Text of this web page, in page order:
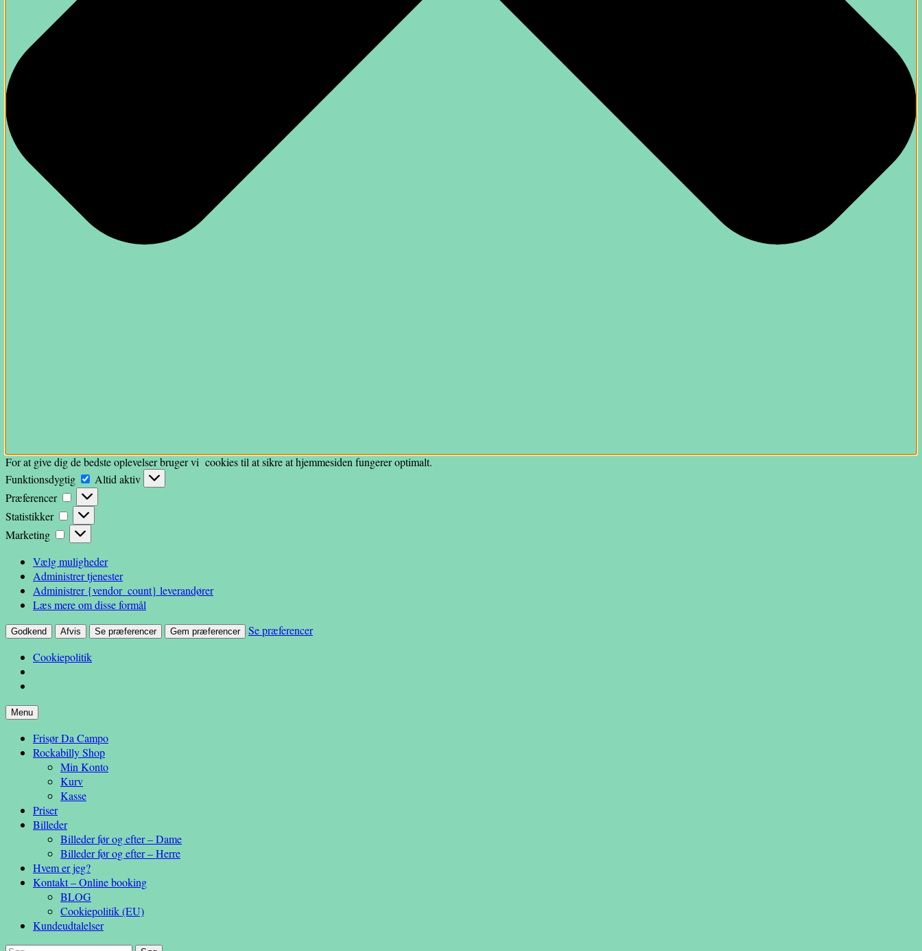
For at give dig de bedste oplevelser bruger vi cookies til at sikre at hjemmesiden fungerer optimalt.
Funktionsdygtig
Funktionsdygtig
Altid aktiv
Præferencer
Præferencer
Statistikker
Statistikker
Marketing
Marketing
Vælg muligheder
Administrer tjenester
Administrer {vendor_count} leverandører
Læs mere om disse formål
Godkend Afvis Se præferencer Gem præferencer
Se præferencer
Cookiepolitik
Da Campo
– en anderledes frisøroplevelse
Menu Hop
indhold
Frisør Da Campo
Rockabilly Shop
Min Konto
Kurv
Kasse
Priser
Billeder
Billeder før og efter – Dame
Billeder før og efter – Herre
Hvem er jeg?
Kontakt – Online booking
BLOG
Cookiepolitik (EU)
Kundeudtalelser